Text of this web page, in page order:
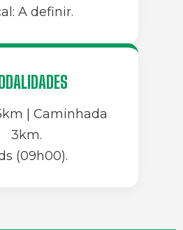
A definir.
| Caminhada
3km.
(09h00).